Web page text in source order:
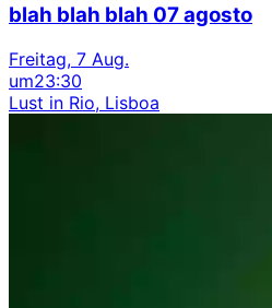
blah blah blah 07 agosto
Freitag, 7 Aug.
um23:30
Lust in Rio, Lisboa